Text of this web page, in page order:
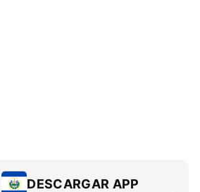
DESCARGAR APP